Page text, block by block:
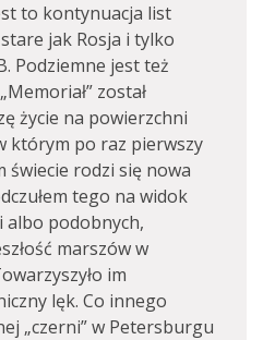
to kontynuacja list
jak Rosja i tylko
Podziemne jest też
został
życie na powierzchni
którym po raz pierwszy
świecie rodzi się nowa
tego na widok
albo podobnych,
marszów w
im
lęk. Co innego
„czerni” w Petersburgu